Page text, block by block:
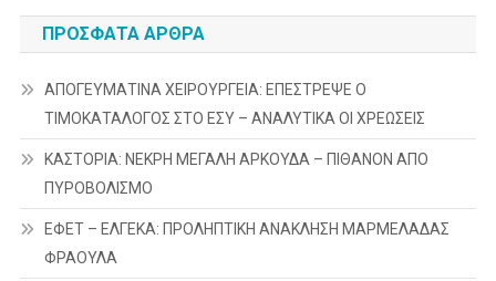
ΠΡΌΣΦΑΤΑ ΆΡΘΡΑ
ΑΠΟΓΕΥΜΑΤΙΝΑ ΧΕΙΡΟΥΡΓΕΙΑ: ΕΠΕΣΤΡΕΨΕ Ο
ΤΙΜΟΚΑΤΑΛΟΓΟΣ ΣΤΟ ΕΣΥ – ΑΝΑΛΥΤΙΚΑ ΟΙ ΧΡΕΩΣΕΙΣ
ΚΑΣΤΟΡΙΑ: ΝΕΚΡΗ ΜΕΓΑΛΗ ΑΡΚΟΥΔΑ – ΠΙΘΑΝΟΝ ΑΠΟ
ΠΥΡΟΒΟΛΙΣΜΟ
ΕΦΕΤ – ΕΛΓΕΚΑ: ΠΡΟΛΗΠΤΙΚΗ ΑΝΑΚΛΗΣΗ ΜΑΡΜΕΛΑΔΑΣ
ΦΡΑΟΥΛΑ